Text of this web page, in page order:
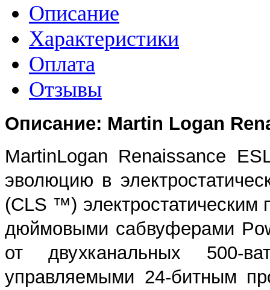
Описание
Характеристики
Оплата
Отзывы
Описание: Martin Logan
MartinLogan Renaissance
эволюцию в
(CLS ™)
дюймовыми сабвуферами
от двухканальных 500-
управляемыми 24-битным